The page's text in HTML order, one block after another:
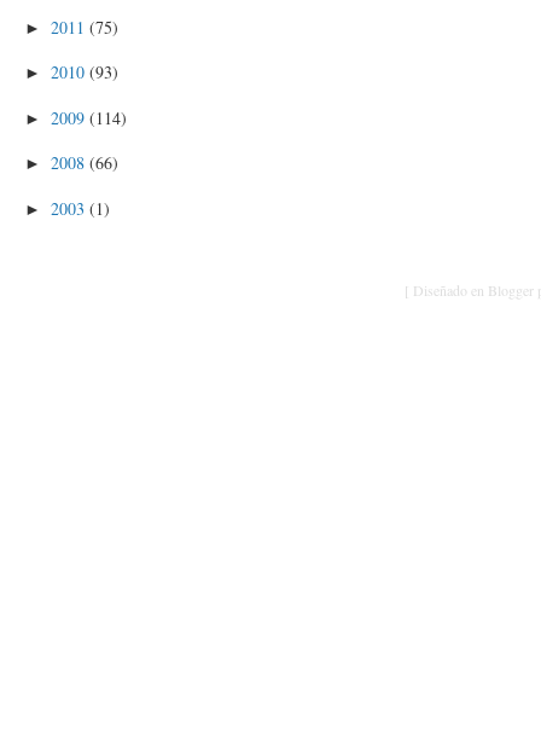
► 2011 (75)
► 2010 (93)
► 2009 (114)
► 2008 (66)
► 2003 (1)
[ Diseñado en Blogger